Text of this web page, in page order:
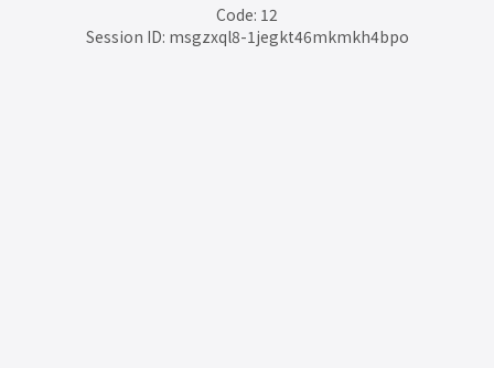
Code: 12
Session ID: msgzxql8-1jegkt46mkmkh4bpo